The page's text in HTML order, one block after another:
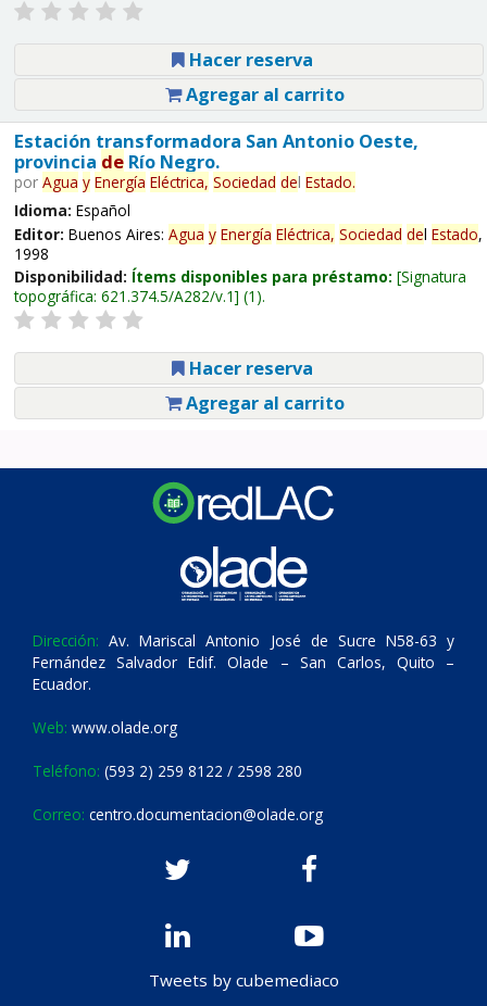
Hacer reserva
Agregar al carrito
Estación transformadora San Antonio Oeste,
provincia deRío Negro.
por Agua y Energía Eléctrica, Sociedad del Estado.
Idioma: Español
Editor: Buenos Aires: Agua y Energía Eléctrica, Sociedad del Estado,
1998
Disponibilidad: Ítems disponibles para préstamo: Signatura
topográfica: 621.374.5/A282/v.1 (1).
Hacer reserva
Agregar al carrito
Dirección: Av. Mariscal Antonio José de Sucre N58-63 y
Fernández Salvador Edif. Olade – San Carlos, Quito –
Ecuador.
Web: www.olade.org
Teléfono: (593 2) 259 8122 / 2598 280
Correo: centro.documentacion@olade.org
Tweets by cubemediaco